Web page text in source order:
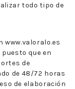
todo tipo de
que en
de
de 48/72 horas
de elaboración